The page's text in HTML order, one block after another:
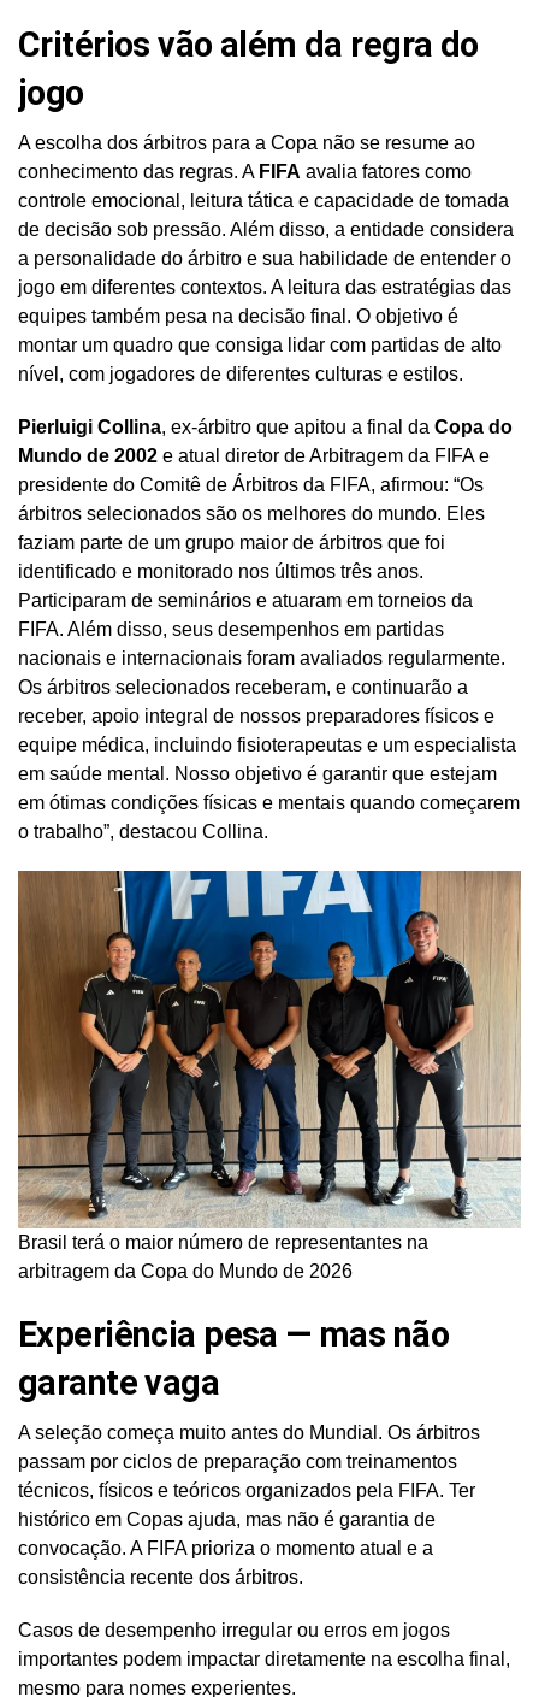
Critérios vão além da regra do
jogo
A escolha dos árbitros para a Copa não se resume ao
conhecimento das regras. A FIFA avalia fatores como
controle emocional, leitura tática e capacidade de tomada
de decisão sob pressão. Além disso, a entidade considera
a personalidade do árbitro e sua habilidade de entender o
jogo em diferentes contextos. A leitura das estratégias das
equipes também pesa na decisão final. O objetivo é
montar um quadro que consiga lidar com partidas de alto
nível, com jogadores de diferentes culturas e estilos.
Pierluigi Collina, ex-árbitro que apitou a final da Copa do
Mundo de 2002 e atual diretor de Arbitragem da FIFA e
presidente do Comitê de Árbitros da FIFA, afirmou: “Os
árbitros selecionados são os melhores do mundo. Eles
faziam parte de um grupo maior de árbitros que foi
identificado e monitorado nos últimos três anos.
Participaram de seminários e atuaram em torneios da
FIFA. Além disso, seus desempenhos em partidas
nacionais e internacionais foram avaliados regularmente.
Os árbitros selecionados receberam, e continuarão a
receber, apoio integral de nossos preparadores físicos e
equipe médica, incluindo fisioterapeutas e um especialista
em saúde mental. Nosso objetivo é garantir que estejam
em ótimas condições físicas e mentais quando começarem
o trabalho”, destacou Collina.
Brasil terá o maior número de representantes na
arbitragem da Copa do Mundo de 2026
Experiência pesa — mas não
garante vaga
A seleção começa muito antes do Mundial. Os árbitros
passam por ciclos de preparação com treinamentos
técnicos, físicos e teóricos organizados pela FIFA. Ter
histórico em Copas ajuda, mas não é garantia de
convocação. A FIFA prioriza o momento atual e a
consistência recente dos árbitros.
Casos de desempenho irregular ou erros em jogos
importantes podem impactar diretamente na escolha final,
mesmo para nomes experientes.